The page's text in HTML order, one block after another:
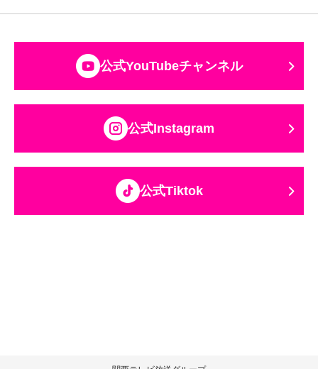
公式YouTubeチャンネル
公式Instagram
公式Tiktok